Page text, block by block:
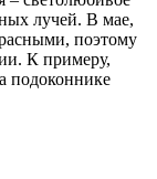
лучей. В мае,
поэтому
К примеру,
подоконнике